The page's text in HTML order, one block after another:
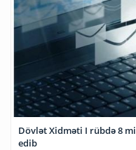
Dövlət Xidməti I rübdə 8
edib